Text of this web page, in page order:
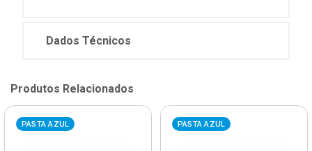
Dados Técnicos
Produtos Relacionados
PASTA AZUL PASTA AZUL